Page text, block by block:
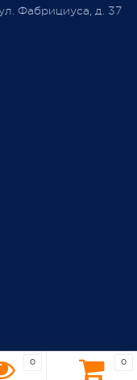
Фабрициуса, д. 37
0 0